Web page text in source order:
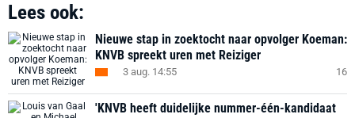
Lees ook:
Nieuwe stap in zoektocht naar opvolger Koeman:
KNVB spreekt uren met Reiziger
3 aug. 14:55 16
'KNVB heeft duidelijke nummer-één-kandidaat